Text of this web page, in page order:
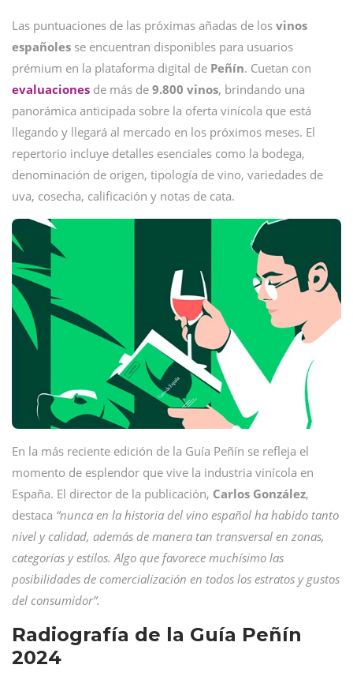
Las puntuaciones de las próximas añadas de los vinos
españoles se encuentran disponibles para usuarios
prémium en la plataforma digital de Peñín. Cuetan con
evaluaciones de más de 9.800 vinos, brindando una
panorámica anticipada sobre la oferta vinícola que está
llegando y llegará al mercado en los próximos meses. El
repertorio incluye detalles esenciales como la bodega,
denominación de origen, tipología de vino, variedades de
uva, cosecha, calificación y notas de cata.
En la más reciente edición de la Guía Peñín se refleja el
momento de esplendor que vive la industria vinícola en
España. El director de la publicación, Carlos González,
destaca “nunca en la historia del vino español ha habido tanto
nivel y calidad, además de manera tan transversal en zonas,
categorías y estilos. Algo que favorece muchísimo las
posibilidades de comercialización en todos los estratos y gustos
del consumidor”.
Radiografía de la Guía Peñín
2024